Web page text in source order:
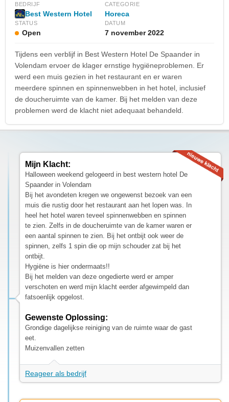
BEDRIJF
Best Western Hotel
CATEGORIE
Horeca
STATUS
Open
DATUM
7 november 2022
Tijdens een verblijf in Best Western Hotel De Spaander in
Volendam ervoer de klager ernstige hygiëneproblemen. Er
werd een muis gezien in het restaurant en er waren
meerdere spinnen en spinnenwebben in het hotel, inclusief
de doucheruimte van de kamer. Bij het melden van deze
problemen werd de klacht niet adequaat behandeld.
Mijn Klacht:
Halloween weekend gelogeerd in best western hotel De
Spaander in Volendam
Bij het avondeten kregen we ongewenst bezoek van een
muis die rustig door het restaurant aan het lopen was. In
heel het hotel waren teveel spinnenwebben en spinnen
te zien. Zelfs in de doucheruimte van de kamer waren er
een aantal spinnen te zien. Bij het ontbijt ook weer de
spinnen, zelfs 1 spin die op mijn schouder zat bij het
ontbijt.
Hygiëne is hier ondermaats!!
Bij het melden van deze ongedierte werd er amper
verschoten en werd mijn klacht eerder afgewimpeld dan
fatsoenlijk opgelost.
Gewenste Oplossing:
Grondige dagelijkse reiniging van de ruimte waar de gast
eet.
Muizenvallen zetten
Reageer als bedrijf